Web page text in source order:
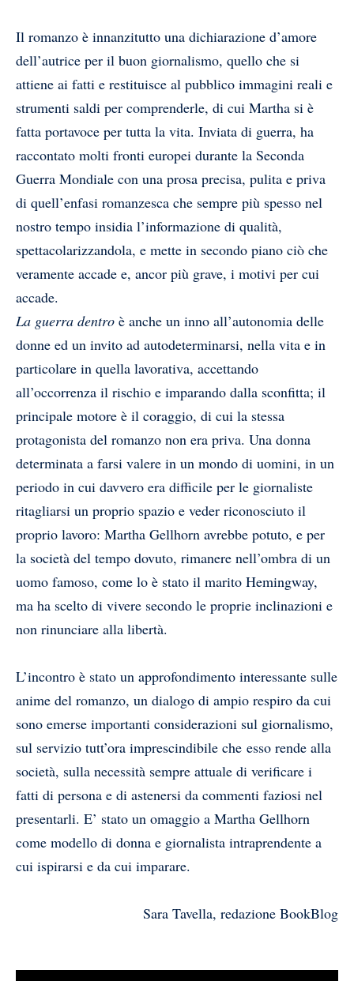
Il romanzo è innanzitutto una dichiarazione d’amore
dell’autrice per il buon giornalismo, quello che si
attiene ai fatti e restituisce al pubblico immagini reali e
strumenti saldi per comprenderle, di cui Martha si è
fatta portavoce per tutta la vita. Inviata di guerra, ha
raccontato molti fronti europei durante la Seconda
Guerra Mondiale con una prosa precisa, pulita e priva
di quell’enfasi romanzesca che sempre più spesso nel
nostro tempo insidia l’informazione di qualità,
spettacolarizzandola, e mette in secondo piano ciò che
veramente accade e, ancor più grave, i motivi per cui
accade.
La guerra dentro è anche un inno all’autonomia delle
donne ed un invito ad autodeterminarsi, nella vita e in
particolare in quella lavorativa, accettando
all’occorrenza il rischio e imparando dalla sconfitta; il
principale motore è il coraggio, di cui la stessa
protagonista del romanzo non era priva. Una donna
determinata a farsi valere in un mondo di uomini, in un
periodo in cui davvero era difficile per le giornaliste
ritagliarsi un proprio spazio e veder riconosciuto il
proprio lavoro: Martha Gellhorn avrebbe potuto, e per
la società del tempo dovuto, rimanere nell’ombra di un
uomo famoso, come lo è stato il marito Hemingway,
ma ha scelto di vivere secondo le proprie inclinazioni e
non rinunciare alla libertà.
L’incontro è stato un approfondimento interessante sulle
anime del romanzo, un dialogo di ampio respiro da cui
sono emerse importanti considerazioni sul giornalismo,
sul servizio tutt’ora imprescindibile che esso rende alla
società, sulla necessità sempre attuale di verificare i
fatti di persona e di astenersi da commenti faziosi nel
presentarli. E’ stato un omaggio a Martha Gellhorn
come modello di donna e giornalista intraprendente a
cui ispirarsi e da cui imparare.
Sara Tavella, redazione BookBlog